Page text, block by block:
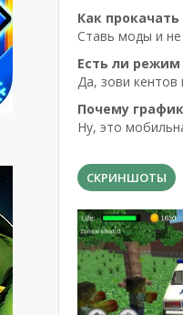
Как
Ставь моды и
Есть ли режим
Да, зови кентов
Почему
Ну, это
СКРИНШОТЫ